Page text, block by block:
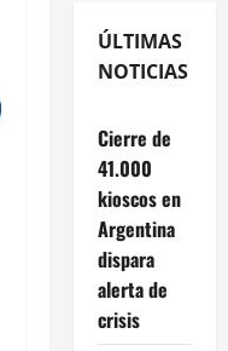
ÚLTIMAS
NOTICIAS
Cierre de
41.000
kioscos en
Argentina
dispara
alerta de
crisis